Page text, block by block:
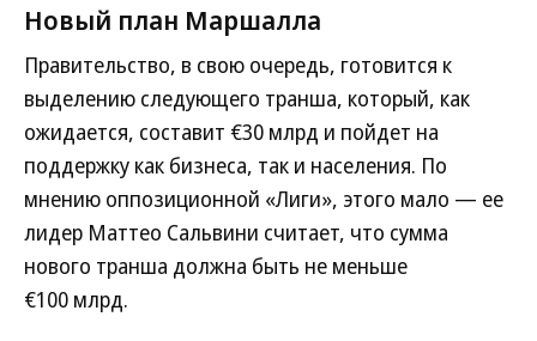
Новый план Маршалла
Правительство, в свою очередь, готовится к
выделению следующего транша, который, как
ожидается, составит €30 млрд и пойдет на
поддержку как бизнеса, так и населения. По
мнению оппозиционной «Лиги», этого мало — ее
лидер Маттео Сальвини считает, что сумма
нового транша должна быть не меньше
€100 млрд.